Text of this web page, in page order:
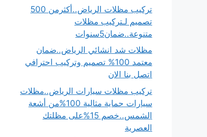
تركيب مظلات الرياض..أكثرمن 500
تصميم لـتركيب مظلات
متنوعة..ضمان5سنوات
مظلات شد انشائي الرياض..ضمان
معتمد 100% تصميم وتركيب احترافي
اتصل بنا الان
تركيب مظلات سيارات الرياض..مظلات
سيارات حماية مثالية 100%من أشعة
الشمس..خصم 15%على مظلتك
العصرية